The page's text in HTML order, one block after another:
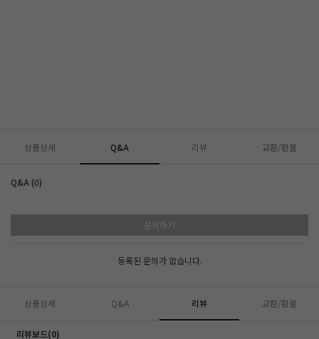
상품상세 Q&A 리뷰 교환/환불
Q&A (0)
문의하기
등록된 문의가 없습니다.
상품상세 Q&A 리뷰 교환/환불
리뷰보드(0)